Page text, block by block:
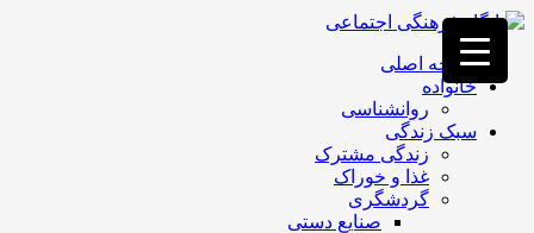
فصد
خون
غرب
تهران
خشکشویی
تصفیه
صفحه اصلی
خانواده
روانشناسی
سبک زندگی
زندگی مشترک
غذا و خوراک
گردشگری
صنایع دستی